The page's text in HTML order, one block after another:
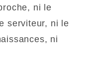
ni le
serviteur, ni le
ni